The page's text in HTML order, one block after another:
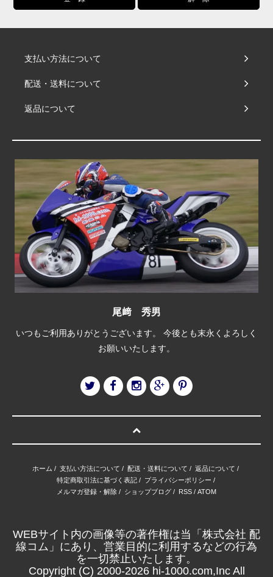
支払い方法について
配送・送料について
返品について
尾﨑 秀男
いつもご利用ありがとうございます。 今後とも末永くよろしく
お願いいたします。
ホーム / 支払い方法について / 配送・送料について / 返品について /
特定商取引法に基づく表記/ プライバシーポリシー /
メルマガ登録・解除 / ショップブログ / RSS / ATOM
WEBサイト内の画像等の著作権は当「株式会社 配
線コム」にあり、営業目的に利用するなどの行為
を一切禁止いたします。
Copyright (C) 2000-2026 hi-1000.com,Inc All